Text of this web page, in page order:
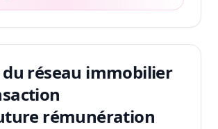
du réseau immobilier
rémunération